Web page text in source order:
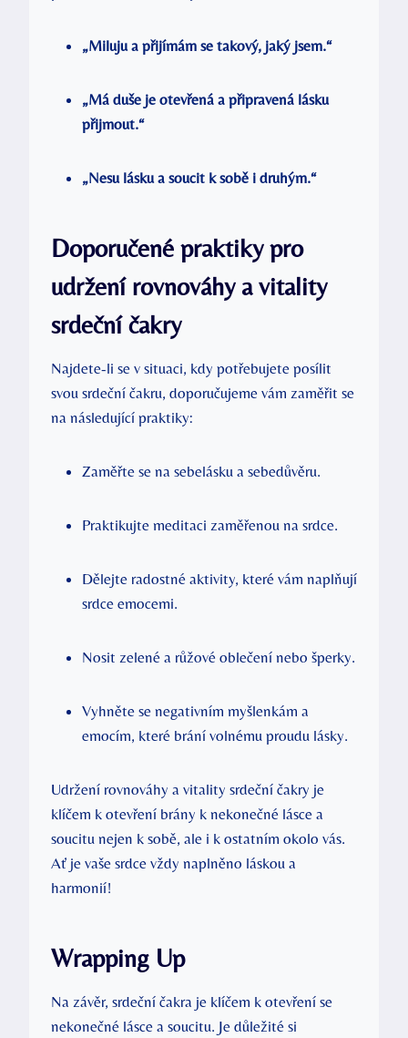
„Miluju a přijímám se takový, jaký jsem.“
„Má duše je otevřená a připravená lásku
přijmout.“
„Nesu lásku a soucit k sobě i druhým.“
Doporučené praktiky pro
udržení rovnováhy a vitality
srdeční čakry
Najdete-li se v situaci, kdy potřebujete posílit
svou srdeční čakru, doporučujeme vám zaměřit se
na následující praktiky:
Zaměřte se na sebelásku a sebedůvěru.
Praktikujte meditaci zaměřenou na srdce.
Dělejte radostné aktivity, které vám naplňují
srdce emocemi.
Nosit zelené a růžové oblečení nebo šperky.
Vyhněte se negativním myšlenkám a
emocím, které brání volnému proudu lásky.
Udržení rovnováhy a vitality srdeční čakry je
klíčem k otevření brány k nekonečné lásce a
soucitu nejen k sobě, ale i k ostatním okolo vás.
Ať je vaše srdce vždy naplněno láskou a
harmonií!
Wrapping Up
Na závěr, srdeční čakra je klíčem k otevření se
nekonečné lásce a soucitu. Je důležité si